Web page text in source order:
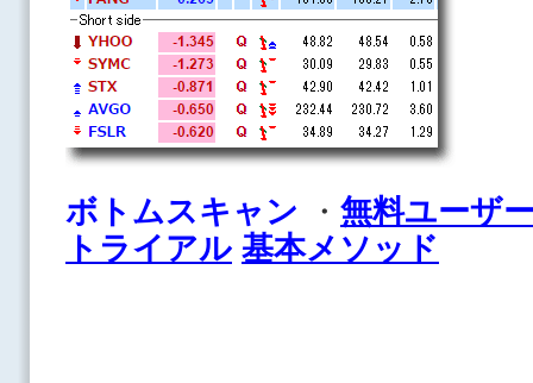
ボトムスキャン ・ 無料ユーザ
トライアル 基本メソッド